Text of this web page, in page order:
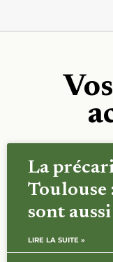
La
Toulouse
sont
LIRE LA SUITE »